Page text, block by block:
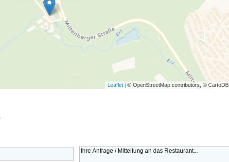
Leaflet | © OpenStreetMap contributors, © CartoDB